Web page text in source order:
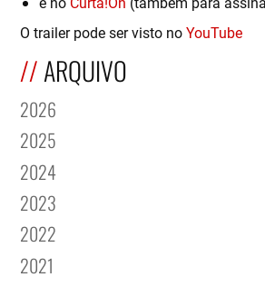
O trailer pode ser visto noYouTube
ARQUIVO
2026
2025
2024
2023
2022
2021